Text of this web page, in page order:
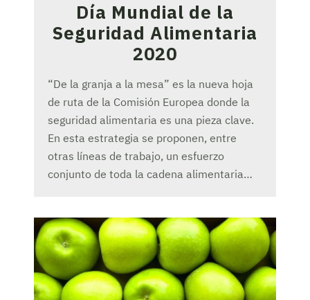
Día Mundial de la
Seguridad Alimentaria
2020
“De la granja a la mesa” es la nueva hoja
de ruta de la Comisión Europea donde la
seguridad alimentaria es una pieza clave.
En esta estrategia se proponen, entre
otras líneas de trabajo, un esfuerzo
conjunto de toda la cadena alimentaria…